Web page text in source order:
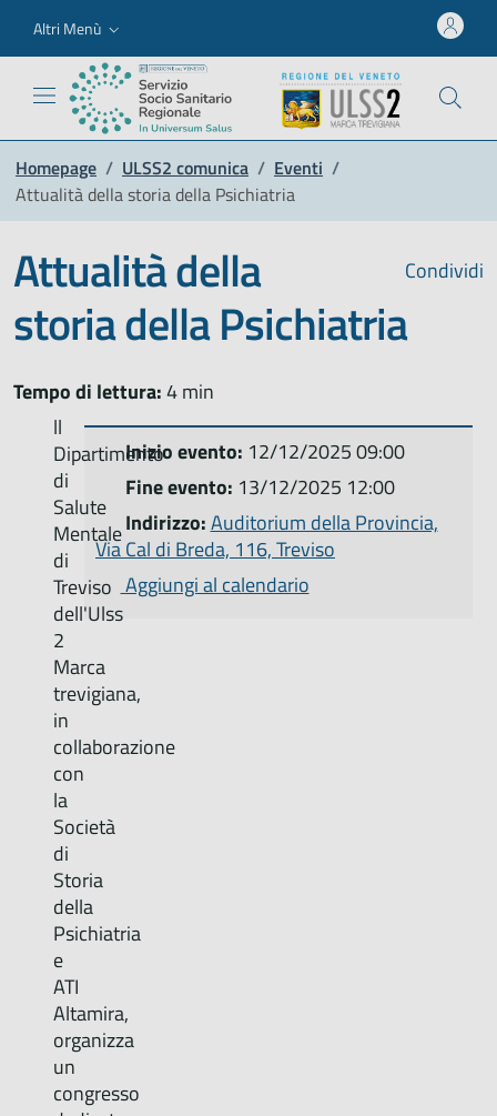
Altri Menù
Homepage / ULSS2 comunica / Eventi /
Attualità della storia della Psichiatria
Condividi
Attualità della
storia della Psichiatria
Tempo di lettura:4 min
Inizio evento: 12/12/2025 09:00
Fine evento: 13/12/2025 12:00
Indirizzo:Auditorium della Provincia,
Via Cal di Breda, 116, Treviso
Aggiungi al calendario
ll
Dipartimento
di
Salute
Mentale
di
Treviso
dell'Ulss
2
Marca
trevigiana,
in
collaborazione
con
la
Società
di
Storia
della
Psichiatria
e
ATI
Altamira,
organizza
un
congresso